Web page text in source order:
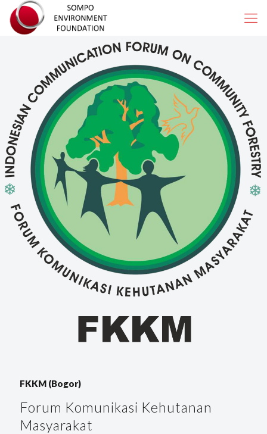
FKKM (Bogor)
Forum Komunikasi Kehutanan
Masyarakat